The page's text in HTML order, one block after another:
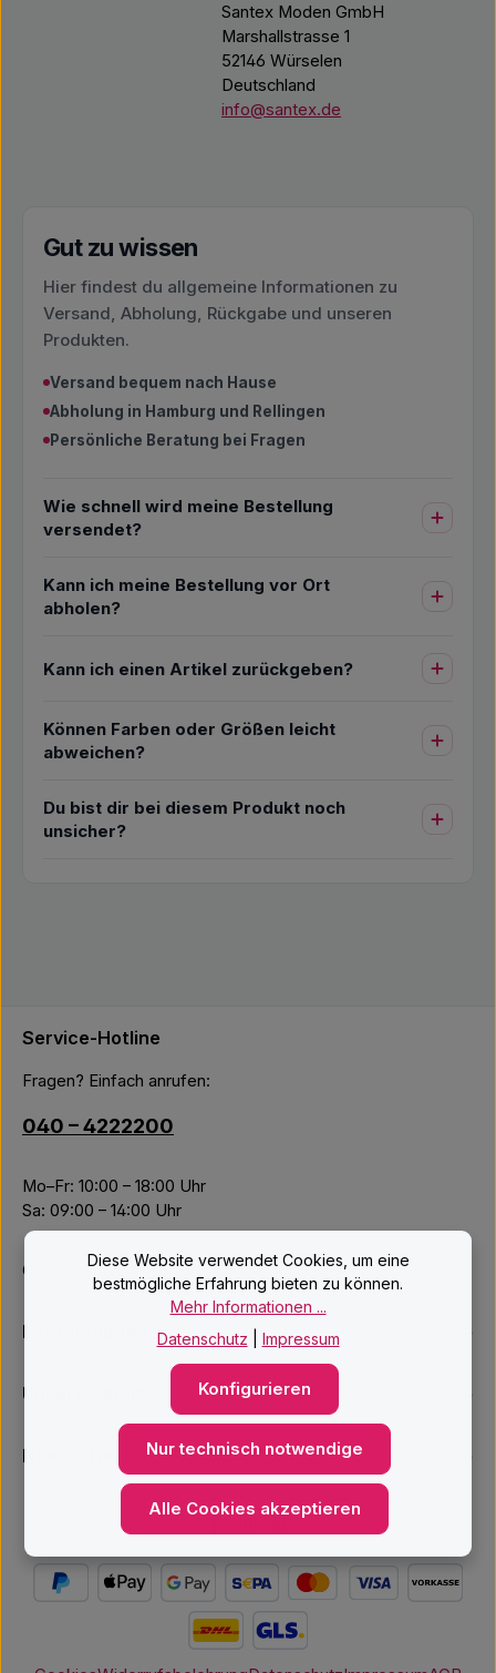
Santex Moden GmbH
Marshallstrasse 1
52146 Würselen
Deutschland
info@santex.de
Gut zu wissen
Hier findest du allgemeine Informationen zu
Versand, Abholung, Rückgabe und unseren
Produkten.
Versand bequem nach Hause
Abholung in Hamburg und Rellingen
Persönliche Beratung bei Fragen
Wie schnell wird meine Bestellung
versendet?
Kann ich meine Bestellung vor Ort
abholen?
Kann ich einen Artikel zurückgeben?
Können Farben oder Größen leicht
abweichen?
Du bist dir bei diesem Produkt noch
unsicher?
Service-Hotline
Fragen? Einfach anrufen:
040 – 4222200
Mo–Fr: 10:00 – 18:00 Uhr
Sa: 09:00 – 14:00 Uhr
Oder über unserKontaktformular.
Informationen
Unsere Services
Newsletter
Diese Website verwendet Cookies, um eine
bestmögliche Erfahrung bieten zu können.
Mehr Informationen ...
Datenschutz
Impressum
Nur technisch notwendige
Konfigurieren
Alle Cookies akzeptieren